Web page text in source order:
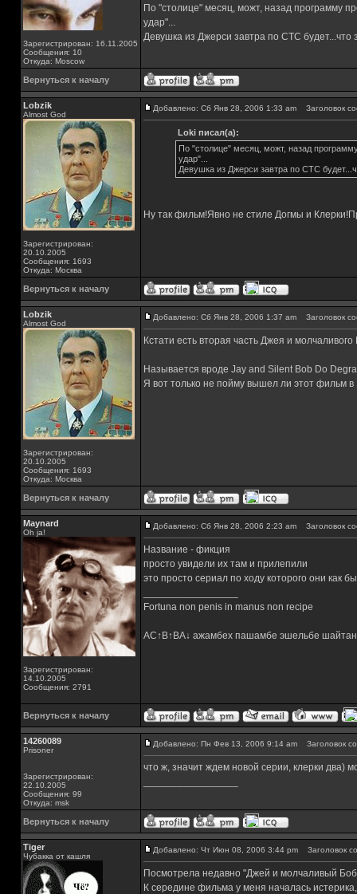
Зарегистрирован: 16.11.2005
Сообщения: 10
Откуда: Moscow
По "столице" месяц, можт, назад программу
удар"...
Девушка из Джерси завтра по СТС будет...что
Вернуться к началу
Lobzik
Almost God
Зарегистрирован:
20.10.2005
Сообщения: 1693
Откуда: Москва
Добавлено: Сб Янв 28, 2006 1:33 am Заголовок
Loki писал(а):
По "столице" месяц, можт, назад
удар"...
Девушка из Джерси завтра по СТС
Ну так фильм!Явно не стиле Догмы и
Вернуться к началу
Lobzik
Almost God
Зарегистрирован:
20.10.2005
Сообщения: 1693
Откуда: Москва
Добавлено: Сб Янв 28, 2006 1:37 am Заголовок
Кстати есть вторая часть Джея и молчаливого
Называется вроде Jay and Silent Bob Do
Я вот только не пойму вышел ли этот фильм
Вернуться к началу
Maynard
Oh ja!
Зарегистрирован:
14.10.2005
Сообщения: 2791
Добавлено: Сб Янв 28, 2006 2:23 am Заголовок
Название - фикция
просто увидели их там и прилепили
это просто сериал по ходу которого они
Fortuna non penis in manus non recipe
AC↑B↑BA↓ ажамбех пашамбе эшельбе
Вернуться к началу
14260089
Prisoner
Зарегистрирован:
22.10.2005
Сообщения: 99
Откуда: msk
Добавлено: Пн Фев 13, 2006 9:14 am Заголовок
что ж, значит ждем новой серии, клерки два)
Вернуться к началу
Tiger
Чубакка от кашля
Добавлено: Чт Июн 08, 2006 3:44 pm Заголовок
Посмотрела недавно "Джей и молчаливый
К середине фильма у меня началась